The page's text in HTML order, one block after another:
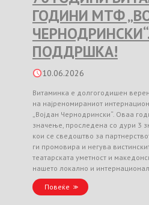
ГОДИНИ МТФ
ПОДДРШКА!
10.06.2026
Витаминка е долгогодишен
на најреномираниот
„Војдан Чернодрински“. Оваа
значење, проследена со дури 3
кои се сведоштво за
ги промовира и негува
театарската уметност и
нашето локално и
Повеќе